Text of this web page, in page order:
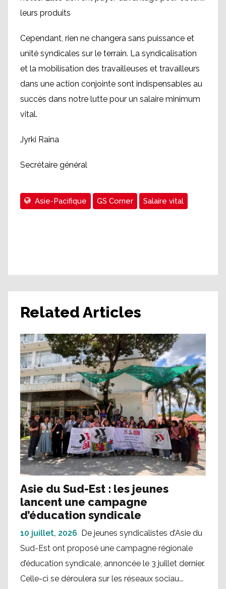
leurs produits
Cependant, rien ne changera sans puissance et
unité syndicales sur le terrain. La syndicalisation
et la mobilisation des travailleuses et travailleurs
dans une action conjointe sont indispensables au
succès dans notre lutte pour un salaire minimum
vital.
Jyrki Raina
Secrétaire général
Asie-Pacifique GS Corner Salaire vital
Related Articles
Asie du Sud-Est : les jeunes
lancent une campagne
d’éducation syndicale
10 juillet, 2026 De jeunes syndicalistes d’Asie du
Sud-Est ont proposé une campagne régionale
d’éducation syndicale, annoncée le 3 juillet dernier.
Celle-ci se déroulera sur les réseaux sociau...